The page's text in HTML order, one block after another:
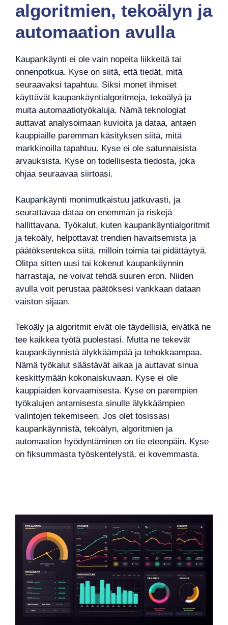
algoritmien, tekoälyn ja
automaation avulla
Kaupankäynti ei ole vain nopeita liikkeitä tai
onnenpotkua. Kyse on siitä, että tiedät, mitä
seuraavaksi tapahtuu. Siksi monet ihmiset
käyttävät kaupankäyntialgoritmeja, tekoälyä ja
muita automaatiotyökaluja. Nämä teknologiat
auttavat analysoimaan kuvioita ja dataa, antaen
kauppiaille paremman käsityksen siitä, mitä
markkinoilla tapahtuu. Kyse ei ole satunnaisista
arvauksista. Kyse on todellisesta tiedosta, joka
ohjaa seuraavaa siirtoasi.
Kaupankäynti monimutkaistuu jatkuvasti, ja
seurattavaa dataa on enemmän ja riskejä
hallittavana. Työkalut, kuten kaupankäyntialgoritmit
ja tekoäly, helpottavat trendien havaitsemista ja
päätöksentekoa siitä, milloin toimia tai pidättäytyä.
Olitpa sitten uusi tai kokenut kaupankäynnin
harrastaja, ne voivat tehdä suuren eron. Niiden
avulla voit perustaa päätöksesi vankkaan dataan
vaiston sijaan.
Tekoäly ja algoritmit eivät ole täydellisiä, eivätkä ne
tee kaikkea työtä puolestasi. Mutta ne tekevät
kaupankäynnistä älykkäämpää ja tehokkaampaa.
Nämä työkalut säästävät aikaa ja auttavat sinua
keskittymään kokonaiskuvaan. Kyse ei ole
kauppiaiden korvaamisesta. Kyse on parempien
työkalujen antamisesta sinulle älykkäämpien
valintojen tekemiseen. Jos olet tosissasi
kaupankäynnistä, tekoälyn, algoritmien ja
automaation hyödyntäminen on tie eteenpäin. Kyse
on fiksummasta työskentelystä, ei kovemmasta.